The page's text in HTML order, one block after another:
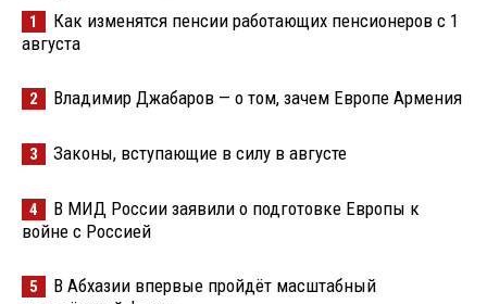
1
Как изменятся пенсии работающих пенсионеров с 1
августа
2 Владимир Джабаров — о том, зачем Европе Армения
3 Законы, вступающие в силу в августе
4
В МИД России заявили о подготовке Европы к
войне с Россией
5
В Абхазии впервые пройдёт масштабный